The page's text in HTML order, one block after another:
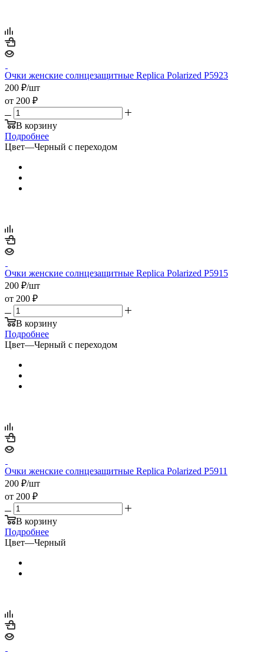
Очки женские солнцезащитные Replica Polarized P5923
200 ₽/шт
от 200 ₽
В корзину
Подробнее
Цвет—Черный с переходом
Очки женские солнцезащитные Replica Polarized P5915
200 ₽/шт
от 200 ₽
В корзину
Подробнее
Цвет—Черный с переходом
Очки женские солнцезащитные Replica Polarized P5911
200 ₽/шт
от 200 ₽
В корзину
Подробнее
Цвет—Черный